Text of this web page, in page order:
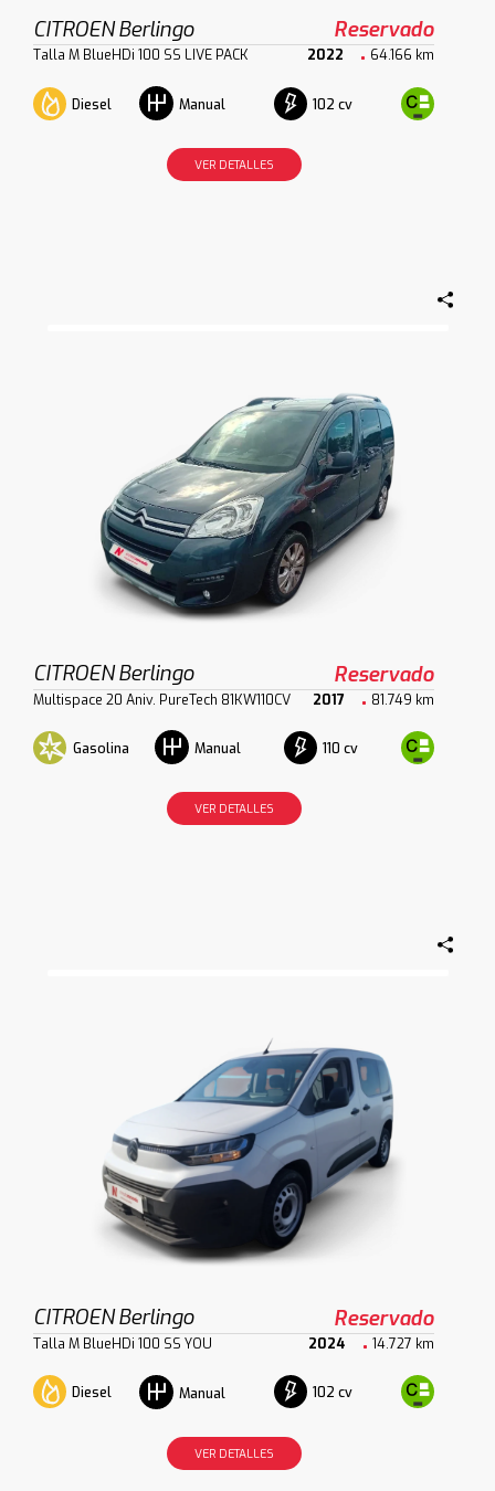
CITROEN Berlingo Reservado
Talla M BlueHDi 100 SS LIVE PACK 2022 64.166 km
Diesel Manual 102 cv
VER DETALLES
CITROEN Berlingo Reservado
Multispace 20 Aniv. PureTech 81KW110CV 2017 81.749 km
Gasolina Manual 110 cv
VER DETALLES
CITROEN Berlingo Reservado
Talla M BlueHDi 100 SS YOU 2024 14.727 km
Diesel Manual 102 cv
VER DETALLES